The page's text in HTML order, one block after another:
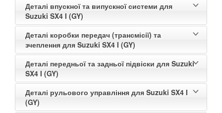
Деталі впускної та випускної системи для
Suzuki SX4 I (GY)
Деталі коробки передач (трансмісії) та
зчеплення для Suzuki SX4 I (GY)
Деталі передньої та задньої підвіски для Suzuki
SX4 I (GY)
Деталі рульового управління для Suzuki SX4 I
(GY)